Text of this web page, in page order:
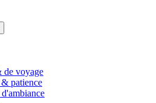
de voyage
patience